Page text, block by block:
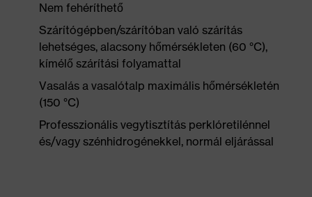
Nem fehéríthető
Szárítógépben/szárítóban való szárítás
lehetséges, alacsony hőmérsékleten (60 °C),
kímélő szárítási folyamattal
Vasalás a vasalótalp maximális hőmérsékletén
(150 °C)
Professzionális vegytisztítás perklóretilénnel
és/vagy szénhidrogénekkel, normál eljárással